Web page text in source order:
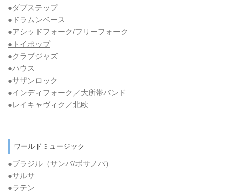
●ダブステップ
● ドラムンベース
●アシッドフォーク/フリーフォーク
●トイポップ
●クラブジャズ
●ハウス
●サザンロック
●インディフォーク／大所帯バンド
●レイキャヴィク／北欧
ワールドミュージック
●ブラジル（サンバ/ボサノバ）
●サルサ
●ラテン